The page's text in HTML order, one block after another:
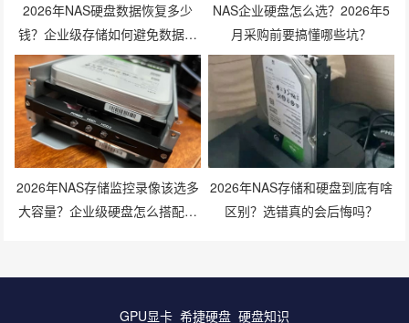
2026年NAS硬盘数据恢复多少
钱？企业级存储如何避免数据丢
失风险？
NAS企业硬盘怎么选？2026年5
月采购前要搞懂哪些坑？
2026年NAS存储监控录像该选多
大容量？企业级硬盘怎么搭配才
2026年NAS存储和硬盘到底有啥
区别？选错真的会后悔吗？
GPU显卡 希捷硬盘 硬盘知识